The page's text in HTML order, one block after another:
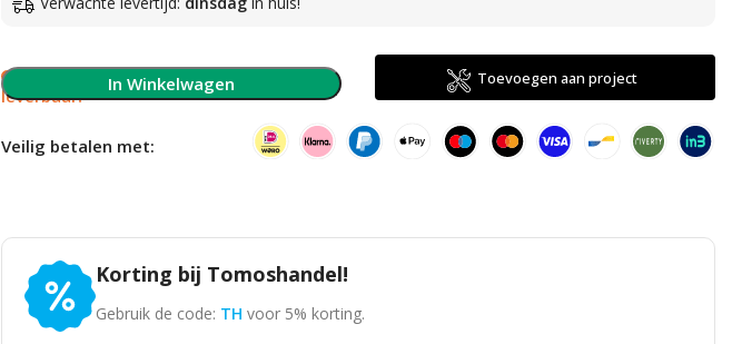
Slechts 1 op voorraad, direct
leverbaar!
In Winkelwagen Toevoegen aan project
Veilig betalen met:
Korting bij Tomoshandel!
Gebruik de code: TH voor 5% korting.